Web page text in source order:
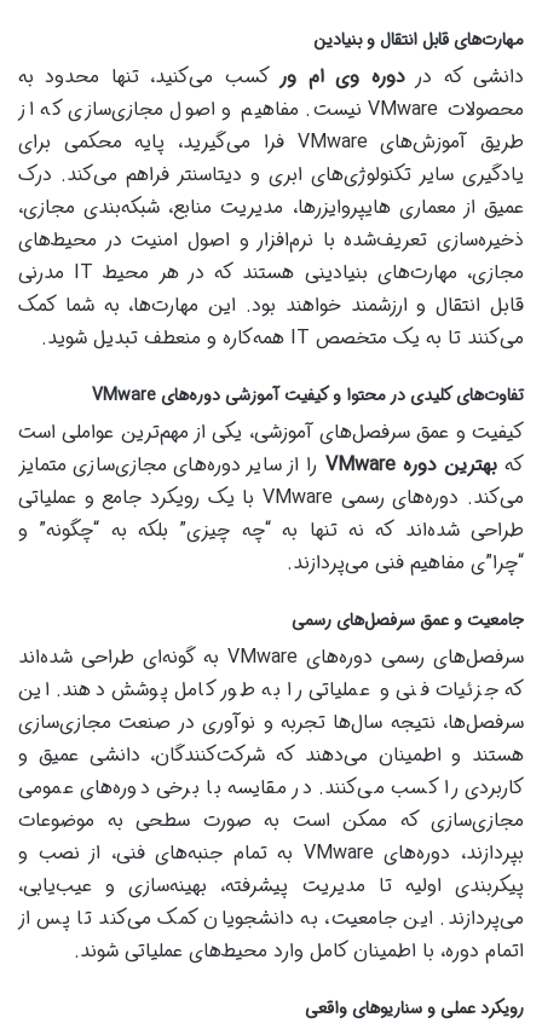
مهارت‌های قابل انتقال و بنیادین
دانشی که در دوره وی ام ور کسب می‌کنید، تنها محدود به
محصولات VMware نیست. مفاهیم و اصول مجازی‌سازی که از
طریق آموزش‌های VMware فرا می‌گیرید، پایه محکمی برای
یادگیری سایر تکنولوژی‌های ابری و دیتاسنتر فراهم می‌کند. درک
عمیق از معماری هایپروایزرها، مدیریت منابع، شبکه‌بندی مجازی،
ذخیره‌سازی تعریف‌شده با نرم‌افزار و اصول امنیت در محیط‌های
مجازی، مهارت‌های بنیادینی هستند که در هر محیط IT مدرنی
قابل انتقال و ارزشمند خواهند بود. این مهارت‌ها، به شما کمک
می‌کنند تا به یک متخصص IT همه‌کاره و منعطف تبدیل شوید.
تفاوت‌های کلیدی در محتوا و کیفیت آموزشی دوره‌های VMware
کیفیت و عمق سرفصل‌های آموزشی، یکی از مهم‌ترین عواملی است
که بهترین دوره VMware
را از سایر دوره‌های مجازی‌سازی متمایز
می‌کند. دوره‌های رسمی VMware با یک رویکرد جامع و عملیاتی
طراحی شده‌اند که نه تنها به “چه چیزی” بلکه به “چگونه” و
“چرا”ی مفاهیم فنی می‌پردازند.
جامعیت و عمق سرفصل‌های رسمی
سرفصل‌های رسمی دوره‌های VMware به گونه‌ای طراحی شده‌اند
که جزئیات فنی و عملیاتی را به طور کامل پوشش دهند. این
سرفصل‌ها، نتیجه سال‌ها تجربه و نوآوری در صنعت مجازی‌سازی
هستند و اطمینان می‌دهند که شرکت‌کنندگان، دانشی عمیق و
کاربردی را کسب می‌کنند. در مقایسه با برخی دوره‌های عمومی
مجازی‌سازی که ممکن است به صورت سطحی به موضوعات
بپردازند، دوره‌های VMware به تمام جنبه‌های فنی، از نصب و
پیکربندی اولیه تا مدیریت پیشرفته، بهینه‌سازی و عیب‌یابی،
می‌پردازند. این جامعیت، به دانشجویان کمک می‌کند تا پس از
اتمام دوره، با اطمینان کامل وارد محیط‌های عملیاتی شوند.
رویکرد عملی و سناریوهای واقعی